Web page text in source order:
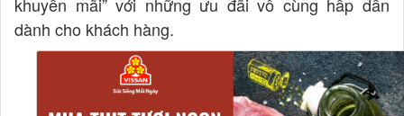
dành cho khách hàng.